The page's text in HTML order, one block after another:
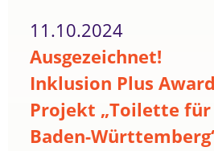
11.10.2024
Ausgezeichnet!
Inklusion Plus
Projekt „Toilette
Baden-